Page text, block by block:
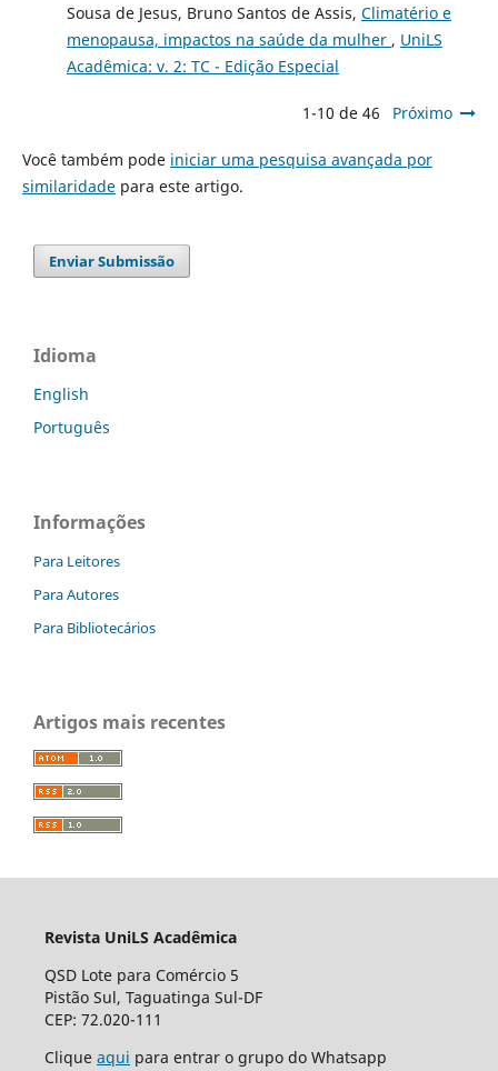
Sousa de Jesus, Bruno Santos de Assis, Climatério e
menopausa, impactos na saúde da mulher , UniLS
Acadêmica: v. 2: TC - Edição Especial
1-10 de 46 Próximo
Você também pode iniciar uma pesquisa avançada por
similaridadepara este artigo.
Enviar Submissão
Idioma
English
Português
Informações
Para Leitores
Para Autores
Para Bibliotecários
Artigos mais recentes
Revista UniLS Acadêmica
QSD Lote para Comércio 5
Pistão Sul, Taguatinga Sul-DF
CEP: 72.020-111
Clique aqui para entrar o grupo do Whatsapp